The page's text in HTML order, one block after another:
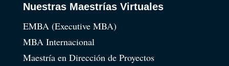
Nuestras Maestrías Virtuales
EMBA (Executive MBA)
MBA Internacional
Maestría en Dirección de Proyectos